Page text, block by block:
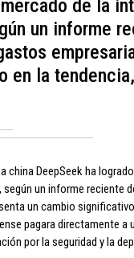
de la
un informe
en la
china DeepSeek ha
un informe reciente
un cambio
pagara directamente
por la seguridad y la